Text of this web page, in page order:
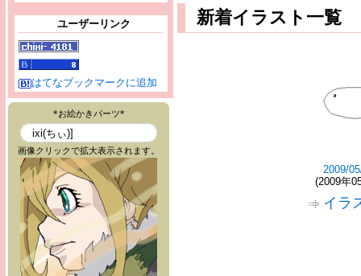
ユーザーリンク
はてなブックマークに追加
新着イラスト一覧
2009/
(2009年
イラ